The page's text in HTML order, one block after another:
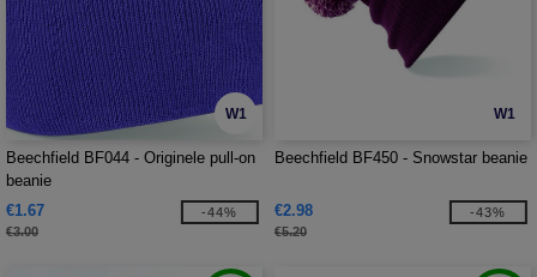
W1
Beechfield BF044 - Originele pull-on
beanie
€1.67
€3.00
-44%
W1
Beechfield BF450 - Snowstar beanie
€2.98
€5.20
-43%